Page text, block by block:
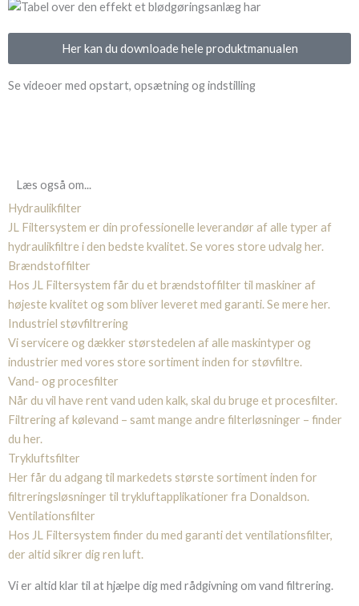
Her kan du downloade hele produktmanualen
Se videoer med opstart, opsætning og indstilling
Læs også om...
Hydraulikfilter
JL Filtersystem er din professionelle leverandør af alle typer af
hydraulikfiltre i den bedste kvalitet. Se vores store udvalg her.
Brændstoffilter
Hos JL Filtersystem får du et brændstoffilter til maskiner af
højeste kvalitet og som bliver leveret med garanti. Se mere her.
Industriel støvfiltrering
Vi servicere og dækker størstedelen af alle maskintyper og
industrier med vores store sortiment inden for støvfiltre.
Vand- og procesfilter
Når du vil have rent vand uden kalk, skal du bruge et procesfilter.
Filtrering af kølevand – samt mange andre filterløsninger – finder
du her.
Trykluftsfilter
Her får du adgang til markedets største sortiment inden for
filtreringsløsninger til trykluftapplikationer fra Donaldson.
Ventilationsfilter
Hos JL Filtersystem finder du med garanti det ventilationsfilter,
der altid sikrer dig ren luft.
Vi er altid klar til at hjælpe dig med rådgivning om vand filtrering.